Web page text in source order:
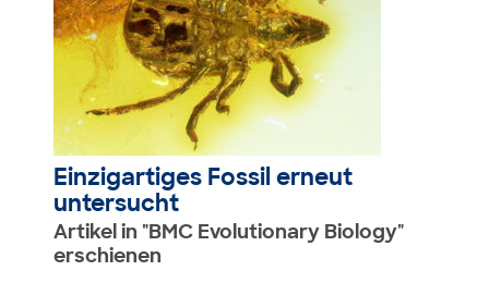
Einzigartiges Fossil erneut
untersucht
Artikel in "BMC Evolutionary Biology"
erschienen